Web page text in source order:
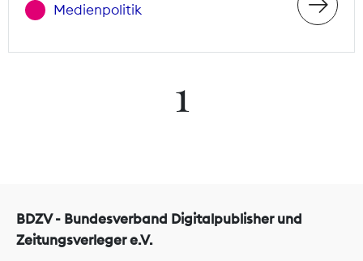
Medienpolitik
1
BDZV - Bundesverband Digitalpublisher und
Zeitungsverleger e.V.